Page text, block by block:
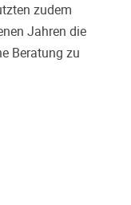
zudem
Jahren die
Beratung zu